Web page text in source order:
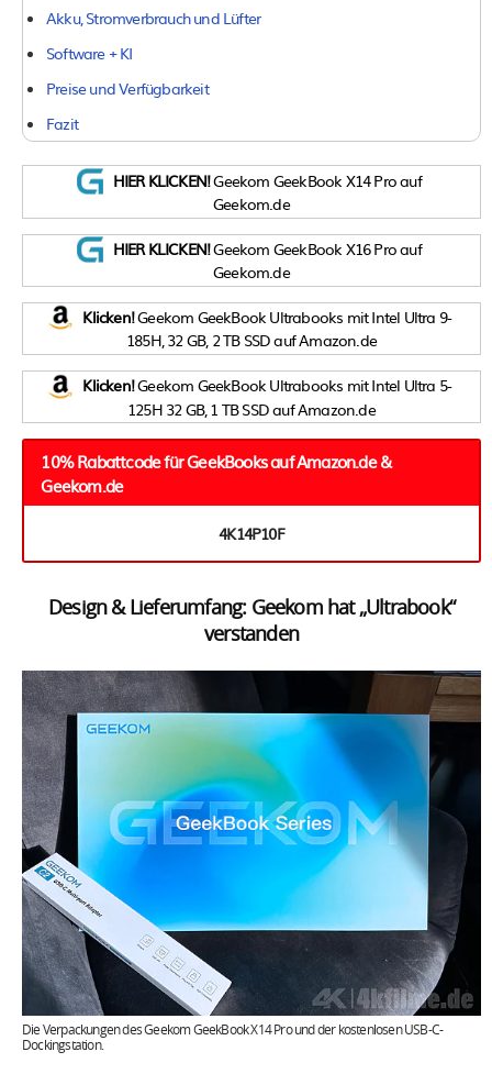
Akku, Stromverbrauch und Lüfter
Software + KI
Preise und Verfügbarkeit
Fazit
HIER KLICKEN!Geekom GeekBook X14 Pro auf
Geekom.de
HIER KLICKEN!Geekom GeekBook X16 Pro auf
Geekom.de
Klicken!Geekom GeekBook Ultrabooks mit Intel Ultra 9-
185H, 32 GB, 2 TB SSD auf Amazon.de
Klicken!Geekom GeekBook Ultrabooks mit Intel Ultra 5-
125H 32 GB, 1 TB SSD auf Amazon.de
10% Rabattcode für GeekBooks auf Amazon.de &
Geekom.de
4K14P10F
Design & Lieferumfang: Geekom hat „Ultrabook“
verstanden
Die Verpackungen des Geekom GeekBook X14 Pro und der kostenlosen USB-C-
Dockingstation.